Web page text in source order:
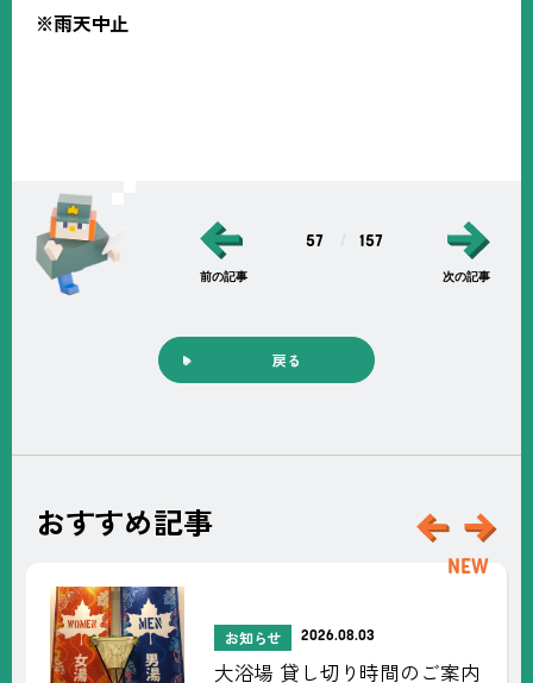
※雨天中止
前の記事
57 157
次の記事
戻る
おすすめ記事
ご案内
着
記
事
【お盆限定】京都・城
ぶらBBQ！大浴場無料